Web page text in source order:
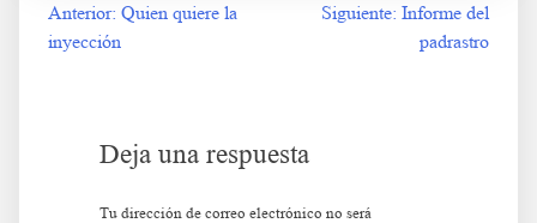
Navegación
Anterior: Quien quiere la
inyección
Siguiente: Informe del
padrastro
Deja una respuesta
Tu dirección de correo electrónico no será